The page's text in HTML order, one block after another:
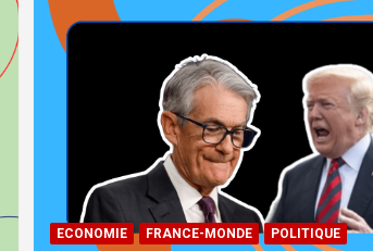
ECONOMIE FRANCE-MONDE POLITIQUE